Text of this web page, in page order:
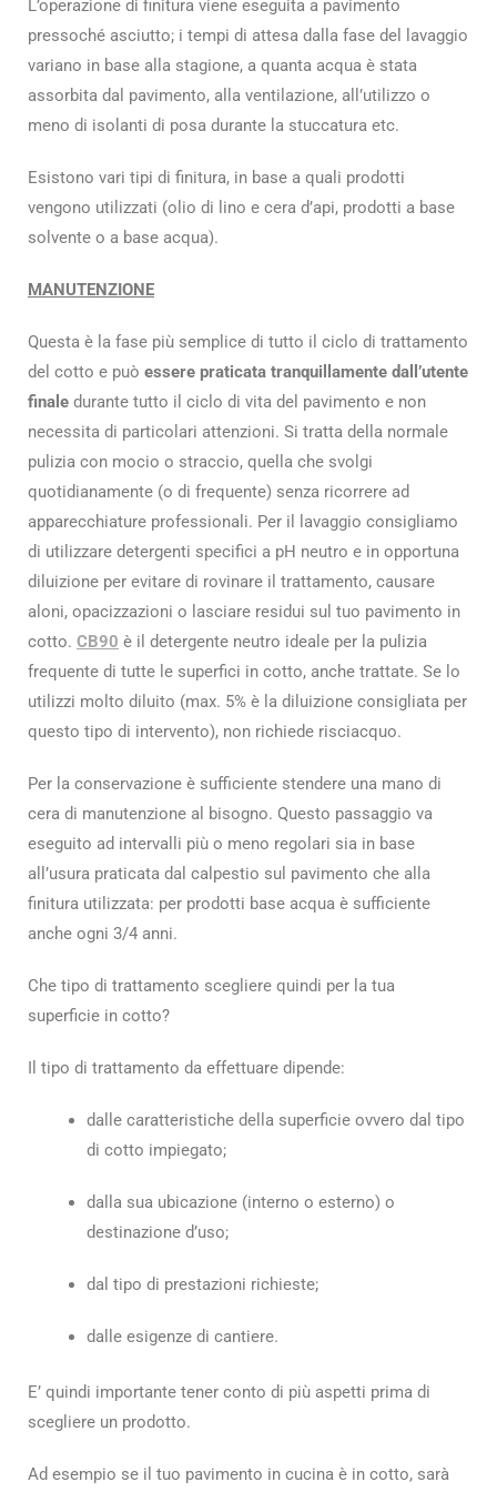
L’operazione di finitura viene eseguita a pavimento
pressoché asciutto; i tempi di attesa dalla fase del lavaggio
variano in base alla stagione, a quanta acqua è stata
assorbita dal pavimento, alla ventilazione, all’utilizzo o
meno di isolanti di posa durante la stuccatura etc.
Esistono vari tipi di finitura, in base a quali prodotti
vengono utilizzati (olio di lino e cera d’api, prodotti a base
solvente o a base acqua).
MANUTENZIONE
Questa è la fase più semplice di tutto il ciclo di trattamento
del cotto e può essere praticata tranquillamente dall’utente
finale durante tutto il ciclo di vita del pavimento e non
necessita di particolari attenzioni. Si tratta della normale
pulizia con mocio o straccio, quella che svolgi
quotidianamente (o di frequente) senza ricorrere ad
apparecchiature professionali. Per il lavaggio consigliamo
di utilizzare detergenti specifici a pH neutro e in opportuna
diluizione per evitare di rovinare il trattamento, causare
aloni, opacizzazioni o lasciare residui sul tuo pavimento in
cotto. CB90 è il detergente neutro ideale per la pulizia
frequente di tutte le superfici in cotto, anche trattate. Se lo
utilizzi molto diluito (max. 5% è la diluizione consigliata per
questo tipo di intervento), non richiede risciacquo.
Per la conservazione è sufficiente stendere una mano di
cera di manutenzione al bisogno. Questo passaggio va
eseguito ad intervalli più o meno regolari sia in base
all’usura praticata dal calpestio sul pavimento che alla
finitura utilizzata: per prodotti base acqua è sufficiente
anche ogni 3/4 anni.
Che tipo di trattamento scegliere quindi per la tua
superficie in cotto?
Il tipo di trattamento da effettuare dipende:
dalle caratteristiche della superficie ovvero dal tipo
di cotto impiegato;
dalla sua ubicazione (interno o esterno) o
destinazione d’uso;
dal tipo di prestazioni richieste;
dalle esigenze di cantiere.
E’ quindi importante tener conto di più aspetti prima di
scegliere un prodotto.
Ad esempio se il tuo pavimento in cucina è in cotto, sarà